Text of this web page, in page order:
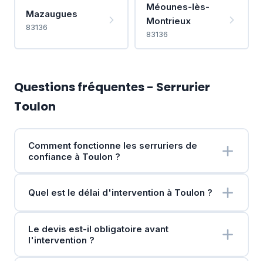
Mazaugues
83136
Méounes-lès-
Montrieux
83136
Questions fréquentes - Serrurier
Toulon
Comment fonctionne les serruriers de
confiance à Toulon ?
Quel est le délai d'intervention à Toulon ?
Le devis est-il obligatoire avant
l'intervention ?